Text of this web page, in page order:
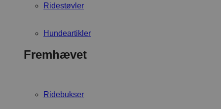
Ridestøvler
Hundeartikler
Fremhævet
Ridebukser